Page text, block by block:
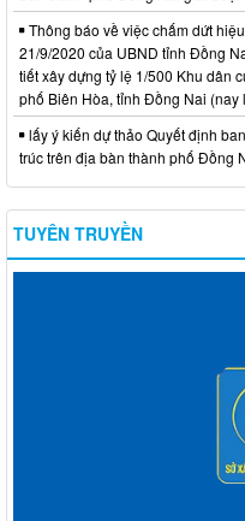
Thông báo về việc chấm dứt
21/9/2020 của UBND tỉnh Đồng
tiết xây dựng tỷ lệ 1/500 Khu dân
phố Biên Hòa, tỉnh Đồng Nai (nay
lấy ý kiến dự thảo Quyết định
trúc trên địa bàn thành phố Đồng
TUYÊN TRUYỀN